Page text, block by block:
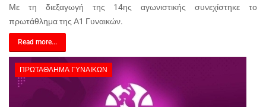
Με τη διεξαγωγή της 14ης αγωνιστικής συνεχίστηκε το
πρωτάθλημα της Α1 Γυναικών.
Read more...
ΠΡΩΤΆΘΛΗΜΑ ΓΥΝΑΙΚΏΝ